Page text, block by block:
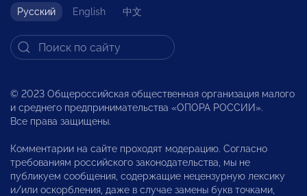
Русский English 中文
© 2023 Общероссийская общественная организация малого
и среднего предпринимательства «ОПОРА РОССИИ».
Все права защищены.
Комментарии на сайте проходят модерацию. Согласно
требованиям российского законодательства, мы не
публикуем сообщения, содержащие нецензурную лексику
и/или оскорбления, даже в случае замены букв точками,